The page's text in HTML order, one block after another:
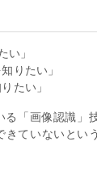
い」
りたい」
たい」
「画像認識」
きていないとい